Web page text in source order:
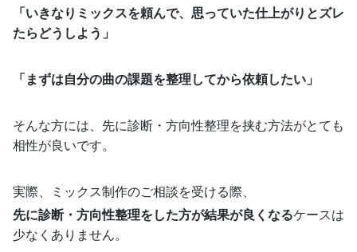
「いきなりミックスを頼んで、思っていた仕上がりとズレ
たらどうしよう」
「まずは自分の曲の課題を整理してから依頼したい」
そんな方には、先に診断・方向性整理を挟む方法がとても
相性が良いです。
実際、ミックス制作のご相談を受ける際、
先に診断・方向性整理をした方が結果が良くなるケースは
少なくありません。